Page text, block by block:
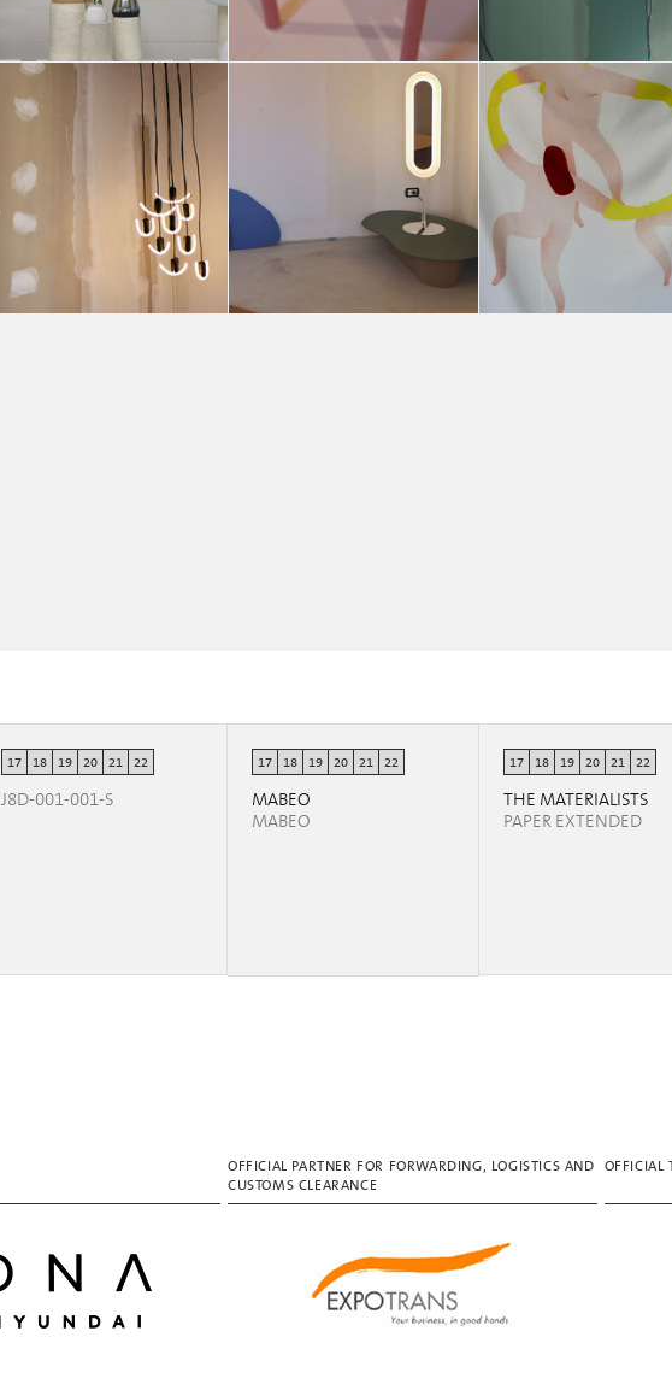
Emerging Switzerland-based designers
Annavittoria Avesani
Emerging Switzerland-based
Annavittoria Avesani
17 18 19 20 21 22
J8D-001-001-S
17 18 19 20 21 22
MABEO
MABEO
17 18 19 20 21 22
THE MATERIALISTS
PAPER EXTENDED
OFFICIAL PARTNER FOR FORWARDING, LOGISTICS AND
CUSTOMS CLEARANCE
OFFICIAL